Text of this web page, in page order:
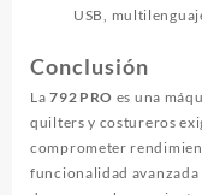
USB,
Conclusión
La792 PRO es una
quilters y costureros
comprometer
funcionalidad avanzada